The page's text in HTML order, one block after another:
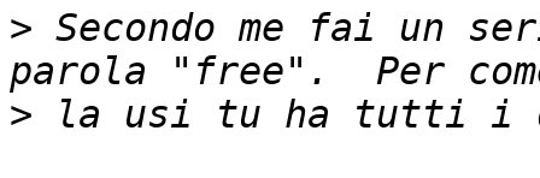
> Secondo me fai un
>